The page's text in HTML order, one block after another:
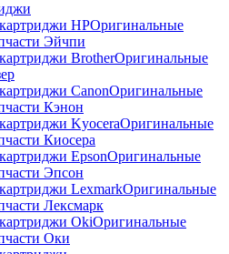
HPОригинальные
Эйчпи
BrotherОригинальные
CanonОригинальные
Кэнон
KyoceraОригинальные
Киосера
EpsonОригинальные
Эпсон
LexmarkОригинальные
Лексмарк
ОkiОригинальные
Оки